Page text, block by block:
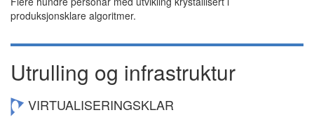
produksjonsklare algoritmer.
Utrulling og infrastruktur
VIRTUALISERINGSKLAR